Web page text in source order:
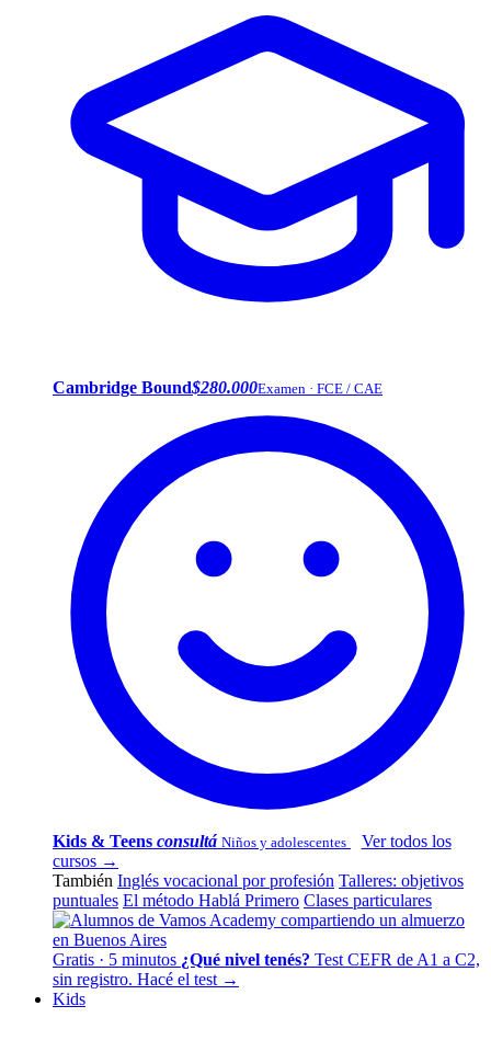
Cambridge Bound$280.000Examen · FCE / CAE
Kids & Teens consultá Niños y adolescentes
Ver todos los
cursos →
También Inglés vocacional por profesión Talleres: objetivos
puntuales El método Hablá Primero Clases particulares
Gratis · 5 minutos ¿Qué nivel tenés? Test CEFR de A1 a C2,
sin registro. Hacé el test →
Kids